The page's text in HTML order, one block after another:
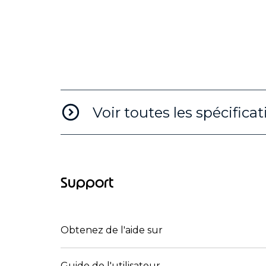
Voir toutes les
Support
Obtenez de l'aide sur